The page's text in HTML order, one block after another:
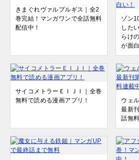
きまぐれヴァルプルギス｜全2
巻完結！マンガワンで全話無料
配信中！
ゾン
した
らけ
が面
サイコメトラーＥＩＪＩ｜全巻
無料で読める漫画アプリ！
ウェ
最新
話無